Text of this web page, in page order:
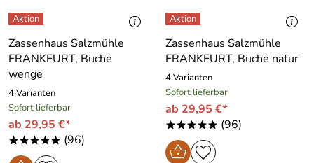
Zassenhaus Salzmühle
FRANKFURT, Buche
wenge
4 Varianten
Sofort lieferbar
ab 29,95 €*
***** (96)
Zassenhaus Salzmühle
FRANKFURT, Buche natur
4 Varianten
Sofort lieferbar
ab 29,95 €*
***** (96)